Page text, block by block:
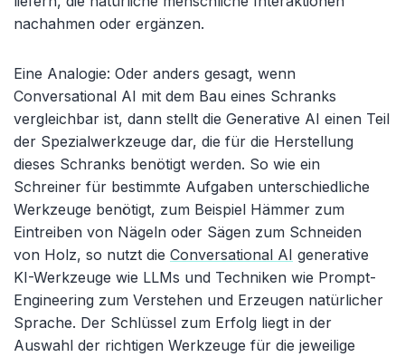
nachahmen oder ergänzen.
Eine Analogie: Oder anders gesagt, wenn
Conversational AI mit dem Bau eines Schranks
vergleichbar ist, dann stellt die Generative AI einen Teil
der Spezialwerkzeuge dar, die für die Herstellung
dieses Schranks benötigt werden. So wie ein
Schreiner für bestimmte Aufgaben unterschiedliche
Werkzeuge benötigt, zum Beispiel Hämmer zum
Eintreiben von Nägeln oder Sägen zum Schneiden
von Holz, so nutzt die Conversational AI generative
KI-Werkzeuge wie LLMs und Techniken wie Prompt-
Engineering zum Verstehen und Erzeugen natürlicher
Sprache. Der Schlüssel zum Erfolg liegt in der
Auswahl der richtigen Werkzeuge für die jeweilige